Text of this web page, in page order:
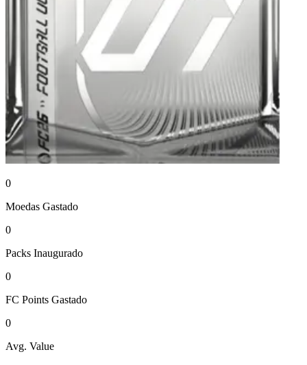
0
Moedas Gastado
0
Packs Inaugurado
0
FC Points Gastado
0
Avg. Value